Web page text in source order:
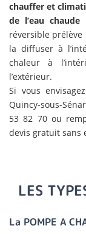
chauffer et
de l’eau chaude
réversible
la diffuser à
chaleur à
l’extérieur.
Si vous
Quincy-sous-
53 82 70 ou
devis gratuit sans
LES
La POMPE A